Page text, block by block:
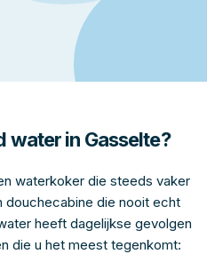
water in Gasselte?
waterkoker die steeds vaker
die nooit echt
heeft dagelijkse gevolgen
die u het meest tegenkomt: